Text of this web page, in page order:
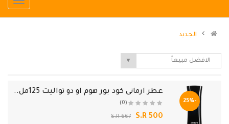
الجديد
الافضل مبيعاً ▼
-25%
عطر ارمانى كود بور هوم او دو تواليت 125مل..
(0)
S.R 500
S.R 667